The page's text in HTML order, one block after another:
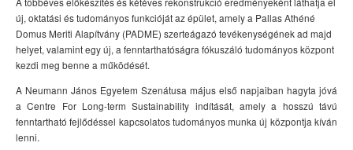
új, oktatási és tudományos funkcióját az épület, amely a PallasAthéné
Domus Meriti Alapítvány (PADME) szerteágazó tevékenységének ad majd
helyet, valamint egy új, a fenntarthatóságra fókuszáló tudományos központ
kezdi meg benne a működését.
A Neumann János Egyetem Szenátusa május első napjaiban hagyta jóvá
a Centre ForLong-term Sustainability indítását, amely a hosszú távú
fenntartható fejlődéssel kapcsolatos tudományos munka új központja kíván
lenni.